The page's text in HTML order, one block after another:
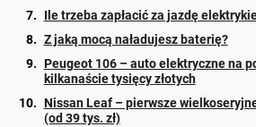
Ile trzeba zapłacić za jazdę
Z jaką mocą naładujesz baterię?
Peugeot 106 – auto elektryczne na
kilkanaście tysięcy złotych
Nissan Leaf – pierwsze
(od 39 tys. zł)